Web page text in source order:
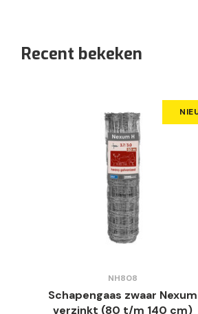
Recent bekeken
NH808
Schapengaas zwaar Nexum
verzinkt (80 t/m 140 cm)